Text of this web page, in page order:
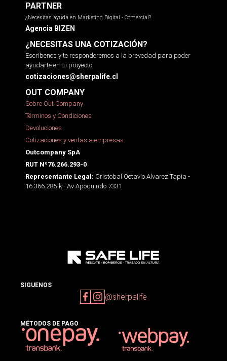
PARTNER
¿Necesitas ayuda en Marketing Digital - Comercial?
Agencia BIZEN
¿NECESITAS UNA COTIZACIÓN?
Escríbenos y te responderemos a la brevedad para poder
ayudarte en tu proyecto.
cotizaciones@sherpalife.cl
OUT COMPANY
Sobre Out Company
Términos y Condiciones
Devoluciones
Cotizaciones y ventas a empresas
Outcompany SpA
RUT Nº76.266.293-0
Representante Legal: Cristobal Octavio Alvarez Tapia -
16.366.285-k - Av Apoquindo 7331
SIGUENOS
@sherpalife
MÉTODOS DE PAGO